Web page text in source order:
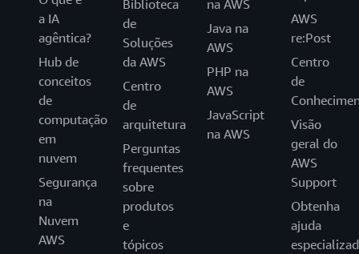
a IA
agêntica?
Hub de
conceitos
de
computação
em
nuvem
Segurança
na
Nuvem
AWS
Biblioteca
de
Soluções
da AWS
Centro
de
arquitetura
Perguntas
frequentes
sobre
produtos
e
tópicos
na AWS
Java na
AWS
PHP na
AWS
JavaScript
na AWS
AWS
re:Post
Centro
de
Visão
geral do
AWS
Support
Obtenha
ajuda